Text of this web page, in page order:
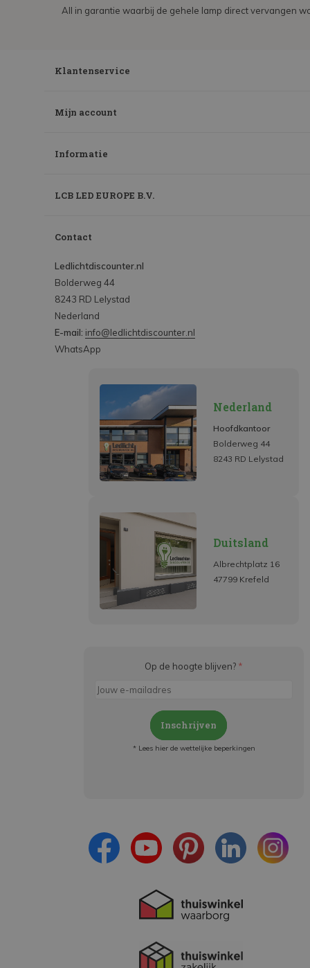
All in garantie waarbij de gehele lamp direct vervangen
Klantenservice
Mijn account
Informatie
LCB LED EUROPE B.V.
Contact
Ledlichtdiscounter.nl
Bolderweg 44
8243 RD Lelystad
Nederland
E-mail: info@ledlichtdiscounter.nl
WhatsApp
Nederland
Hoofdkantoor
Bolderweg 44
8243 RD Lelystad
Duitsland
Albrechtplatz 16
47799 Krefeld
Op de hoogte blijven? *
Inschrijven
* Lees hier de wettelijke beperkingen